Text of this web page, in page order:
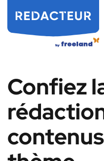
Confiez